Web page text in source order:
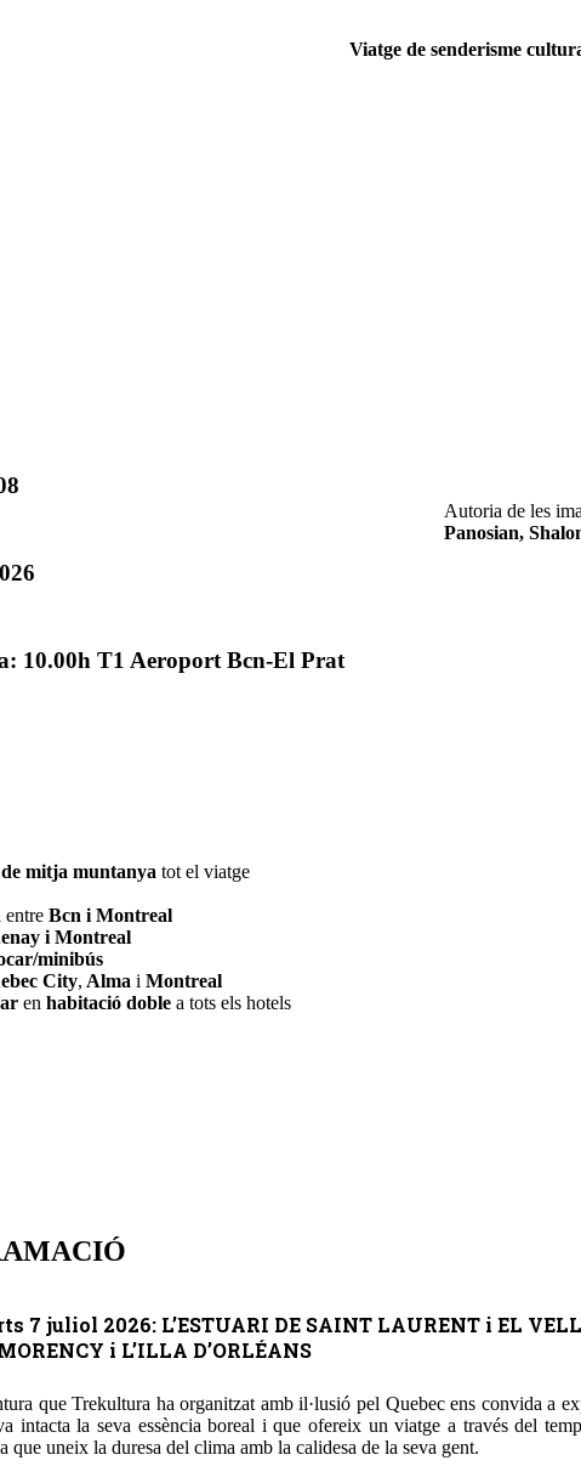
Viatge de senderisme
10.00h T1 Aeroport Bcn-El Prat
mitja muntanya tot el viatge
entre Bcn i Montreal
i Montreal
minibús
City, Alma i Montreal
en habitació doble a tots els hotels
Autoria de les
Panosian,
7 juliol 2026: L’ESTUARI DE SAINT LAURENT i EL VELL
i L’ILLA D’ORLÉANS
que Trekultura ha organitzat amb il·lusió pel Quebec ens convida a
intacta la seva essència boreal i que ofereix un viatge a través del
que uneix la duresa del clima amb la calidesa de la seva gent.